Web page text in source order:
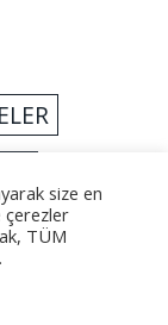
size en
çerezler
TÜM